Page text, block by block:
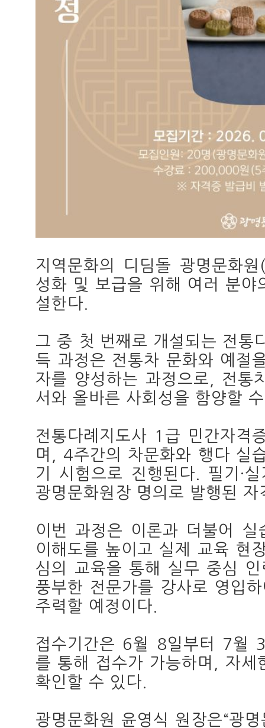
지역문화의 디딤돌 광명문화
성화 및 보급을 위해 여러 분야
설한다.
그 중 첫 번째로 개설되는 전통
득 과정은 전통차 문화와 예절
자를 양성하는 과정으로, 전통
서와 올바른 사회성을 함양할
전통다례지도사 1급 민간자격
며, 4주간의 차문화와 행다 실
기 시험으로 진행된다. 필기·
광명문화원장 명의로 발행된
이번 과정은 이론과 더불어
이해도를 높이고 실제 교육 현
심의 교육을 통해 실무 중심
풍부한 전문가를 강사로 영입
주력할 예정이다.
접수기간은 6월 8일부터 7월
를 통해 접수가 가능하며, 자세
확인할 수 있다.
광명문화원 윤영식 원장은“광